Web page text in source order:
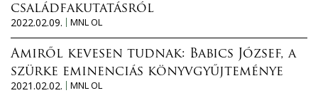
családfakutatásról
2022.02.09.
MNL OL
Amiről kevesen tudnak: Babics József, a
szürke eminenciás könyvgyűjteménye
2021.02.02.
MNL OL